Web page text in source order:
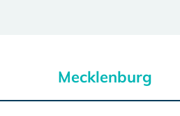
Mecklenburg